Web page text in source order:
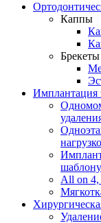
Каппы
Брекеты
Имплантация
All on 4,